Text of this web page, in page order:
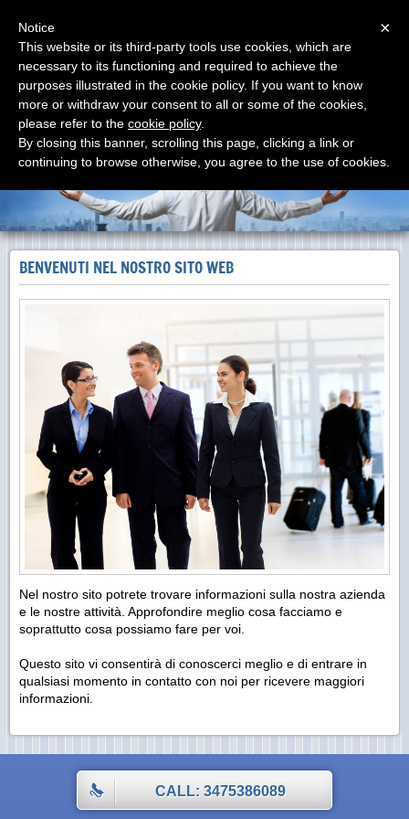
elettroimpianti di A. Sessa
installazione impianti elettrici ed elettronici
BENVENUTI NEL NOSTRO SITO WEB
Nel nostro sito potrete trovare informazioni sulla nostra azienda
e le nostre attività. Approfondire meglio cosa facciamo e
soprattutto cosa possiamo fare per voi.
Questo sito vi consentirà di conoscerci meglio e di entrare in
qualsiasi momento in contatto con noi per ricevere maggiori
informazioni.
CALL: 3475386089
×
Notice
This website or its third-party tools use cookies, which are
necessary to its functioning and required to achieve the
purposes illustrated in the cookie policy. If you want to know
more or withdraw your consent to all or some of the cookies,
please refer to the cookie policy.
By closing this banner, scrolling this page, clicking a link or
continuing to browse otherwise, you agree to the use of cookies.